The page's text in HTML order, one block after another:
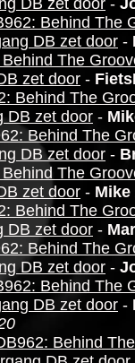
DB zet door -
Behind The
DB zet door -
The
zet door -
Behind The
DB zet door -
Behind The
DB zet door -
The
zet door - Mike
Behind The
DB zet door -
Behind The
DB zet door -
Behind The
DB zet door -
Behind